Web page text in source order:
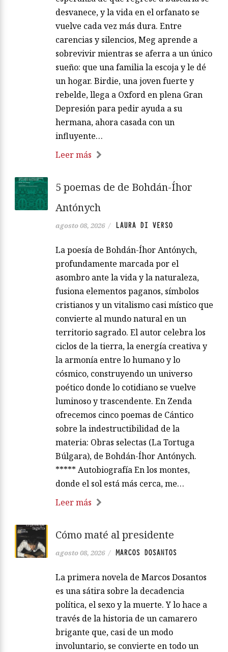
desvanece, y la vida en el orfanato se
vuelve cada vez más dura. Entre
carencias y silencios, Meg aprende a
sobrevivir mientras se aferra a un único
sueño: que una familia la escoja y le dé
un hogar. Birdie, una joven fuerte y
rebelde, llega a Oxford en plena Gran
Depresión para pedir ayuda a su
hermana, ahora casada con un
influyente…
Leer más
5 poemas de de Bohdán-Íhor
Antónych
agosto 08, 2026 / LAURA DI VERSO
La poesía de Bohdán-Íhor Antónych,
profundamente marcada por el
asombro ante la vida y la naturaleza,
fusiona elementos paganos, símbolos
cristianos y un vitalismo casi místico que
convierte al mundo natural en un
territorio sagrado. El autor celebra los
ciclos de la tierra, la energía creativa y
la armonía entre lo humano y lo
cósmico, construyendo un universo
poético donde lo cotidiano se vuelve
luminoso y trascendente. En Zenda
ofrecemos cinco poemas de Cántico
sobre la indestructibilidad de la
materia: Obras selectas (La Tortuga
Búlgara), de Bohdán-Íhor Antónych.
***** Autobiografía En los montes,
donde el sol está más cerca, me…
Leer más
Cómo maté al presidente
agosto 08, 2026 / MARCOS DOSANTOS
La primera novela de Marcos Dosantos
es una sátira sobre la decadencia
política, el sexo y la muerte. Y lo hace a
través de la historia de un camarero
brigante que, casi de un modo
involuntario, se convierte en todo un